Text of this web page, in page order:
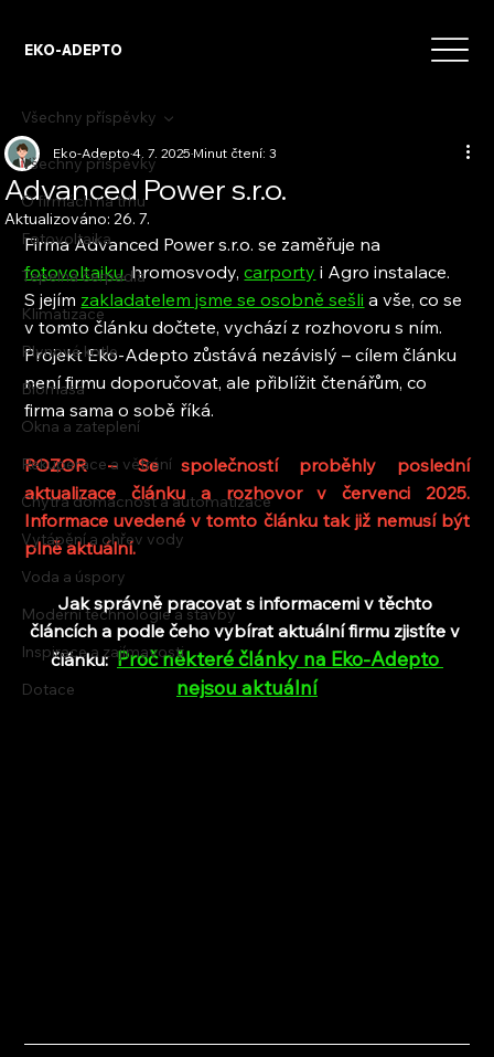
EKO-ADEPTO
Všechny příspěvky
O firmách na trhu
Fotovoltaika
Tepelná čerpadla
Klimatizace
Plynové kotle
Biomasa
Okna a zateplení
Rekuperace a větrání
Chytrá domácnost a automatizace
Vytápění a ohřev vody
Voda a úspory
Moderní technologie a stavby
Inspirace a zajímavosti
Dotace
Všechny příspěvky
Advanced Power s.r.o.
Eko-Adepto4. 7. 2025Minut čtení: 3
Aktualizováno:26. 7.
Firma Advanced Power s.r.o. se zaměřuje na
fotovoltaiku, hromosvody, carporty i Agro instalace.
S jejím zakladatelem jsme se osobně sešli a vše, co se
v tomto článku dočtete, vychází z rozhovoru s ním.
Projekt Eko-Adepto zůstává nezávislý – cílem článku
není firmu doporučovat, ale přiblížit čtenářům, co
firma sama o sobě říká.
POZOR – Se společností proběhly poslední
aktualizace článku a rozhovor v červenci 2025.
Informace uvedené v tomto článku tak již nemusí být
plně aktuální.
Jak správně pracovat s informacemi v těchto
článcích a podle čeho vybírat aktuální firmu zjistíte v
článku: Proč některé články na Eko-Adepto
nejsou aktuální